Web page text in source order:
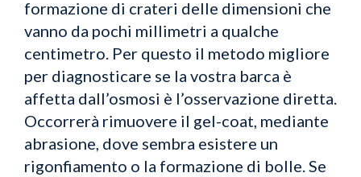
formazione di crateri delle dimensioni che
vanno da pochi millimetri a qualche
centimetro. Per questo il metodo migliore
per diagnosticare se la vostra barca è
affetta dall’osmosi è l’osservazione diretta.
Occorrerà rimuovere il gel-coat, mediante
abrasione, dove sembra esistere un
rigonfiamento o la formazione di bolle. Se